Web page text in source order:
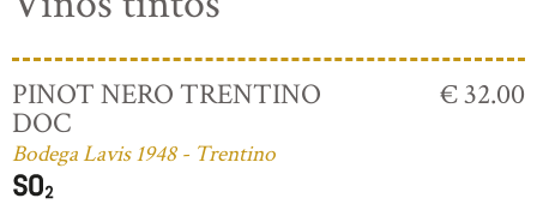
PINOT NERO TRENTINO
DOC
Bodega Lavis 1948 - Trentino
€ 32.00